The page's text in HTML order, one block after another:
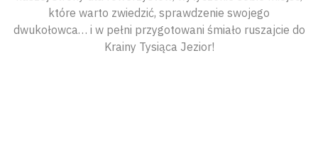
które warto zwiedzić, sprawdzenie swojego
dwukołowca… i w pełni przygotowani śmiało ruszajcie do
Krainy Tysiąca Jezior!